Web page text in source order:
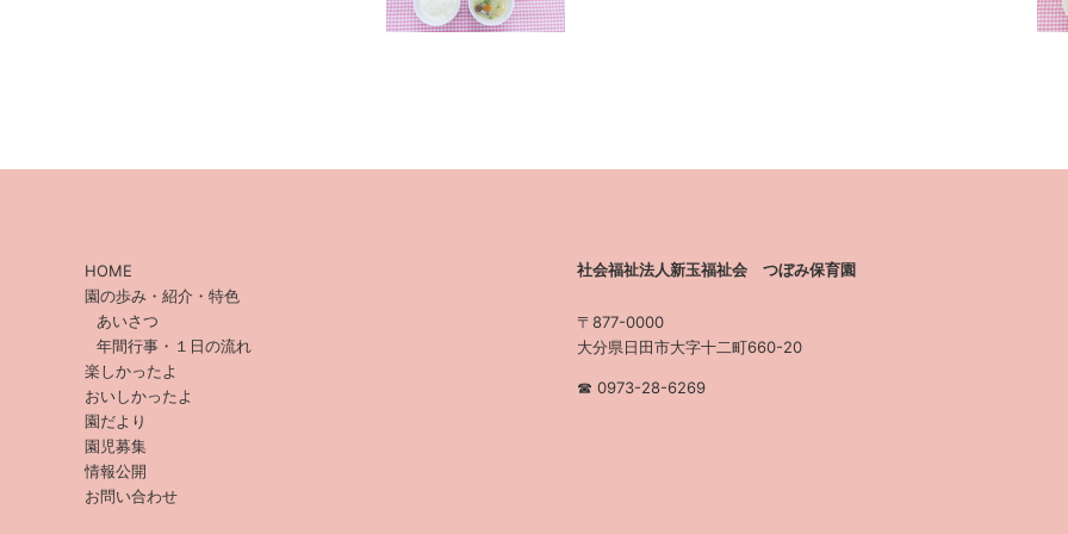
HOME
園の歩み・紹介・特色
あいさつ
年間行事・１日の流れ
楽しかったよ
おいしかったよ
園だより
園児募集
情報公開
お問い合わせ
社会福祉法人新玉福祉会 つぼみ保育園
〒877-0000
大分県日田市大字十二町660-20
☎︎ 0973-28-6269